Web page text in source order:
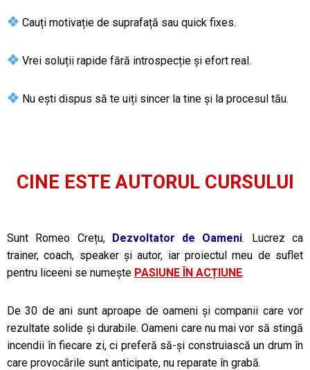
Cauți motivație de suprafață sau quick fixes.
Vrei soluții rapide fără introspecție și efort real.
Nu ești dispus să te uiți sincer la tine și la procesul tău.
CINE ESTE AUTORUL CURSULUI
Sunt Romeo Crețu, Dezvoltator de Oameni. Lucrez ca
trainer, coach, speaker și autor, iar proiectul meu de suflet
pentru liceeni se numește PASIUNE ÎN ACȚIUNE.
De 30 de ani sunt aproape de oameni și companii care vor
rezultate solide și durabile. Oameni care nu mai vor să stingă
incendii în fiecare zi, ci preferă să-și construiască un drum în
care provocările sunt anticipate, nu reparate în grabă.